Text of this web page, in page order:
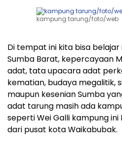
kampung tarung/foto/web
Di tempat ini kita bisa
Sumba Barat, kepercayaan
adat, tata upacara adat
kematian, budaya megalitik,
maupun kesenian Sumba
adat tarung masih ada
seperti Wei Galli kampung
dari pusat kota Waikabubak.